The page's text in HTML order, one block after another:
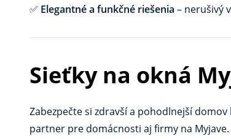
✅ Elegantné a funkčné riešenia – nerušivý
Sieťky na okná
Zabezpečte si zdravší a pohodlnejší
partner pre domácnosti aj firmy na Myjave.